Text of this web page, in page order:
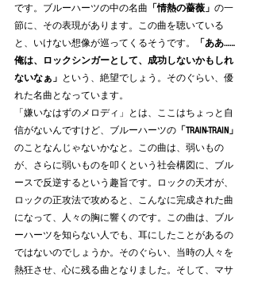
です。ブルーハーツの中の名曲 「情熱の薔薇」 の一
節に、その表現があります。この曲を聴いている
と、いけない想像が巡ってくるそうです。
「ああ……
俺は、ロックシンガーとして、成功しないかもしれ
ないなぁ」
という、絶望でしょう。そのぐらい、優
れた名曲となっています。
「嫌いなはずのメロディ」とは、ここはちょっと自
信がないんですけど、ブルーハーツの 「TRAIN-TRAIN」
のことなんじゃないかなと。この曲は、弱いもの
が、さらに弱いものを叩くという社会構図に、ブル
ースで反逆するという趣旨です。ロックの天才が、
ロックの正攻法で攻めると、こんなに完成された曲
になって、人々の胸に響くのです。この曲は、ブル
ーハーツを知らない人でも、耳にしたことがあるの
ではないのでしょうか。そのぐらい、当時の人々を
熱狂させ、心に残る曲となりました。そして、マサ